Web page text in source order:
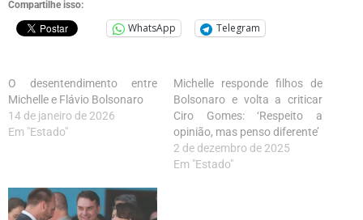
Compartilhe isso:
WhatsApp Telegram
O desentendimento entre
Michelle e Flávio Bolsonaro
14 de janeiro de 2026
Em "Estado"
Michelle responde filhos de
Bolsonaro e volta a criticar
Ciro Gomes: ‘Respeito a
opinião, mas penso diferente’
2 de dezembro de 2025
Em "Estado"